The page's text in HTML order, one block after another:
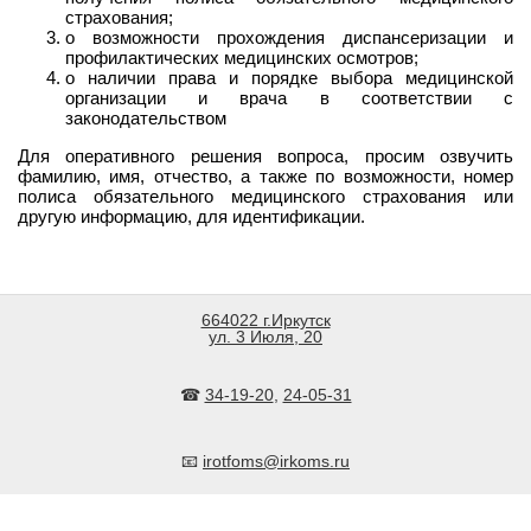
страхования;
о возможности прохождения диспансеризации и
профилактических медицинских осмотров;
о наличии права и порядке выбора медицинской
организации и врача в соответствии с
законодательством
Для оперативного решения вопроса, просим озвучить
фамилию, имя, отчество, а также по возможности, номер
полиса обязательного медицинского страхования или
другую информацию, для идентификации.
664022 г.Иркутск
ул. 3 Июля, 20
☎ 34-19-20, 24-05-31
📧 irotfoms@irkoms.ru